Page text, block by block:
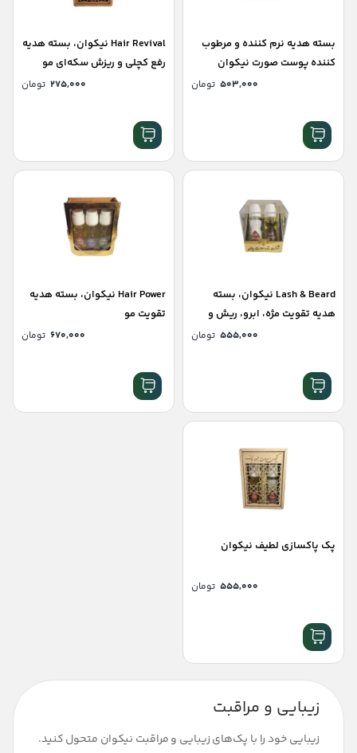
بسته هدیه نرم کننده و مرطوب
کننده پوست صورت نیکوان
۵۰۳,۰۰۰ تومان
Hair Revival نیکوان، بسته هدیه
رفع کچلی و ریزش سکه‌ای مو
۲۷۵,۰۰۰ تومان
Lash & Beard نیکوان، بسته
هدیه تقویت مژه، ابرو، ریش و
۵۵۵,۰۰۰ تومان
Hair Power نیکوان، بسته هدیه
تقویت مو
۶۷۰,۰۰۰ تومان
پک پاکسازی لطیف نیکوان
۵۵۵,۰۰۰ تومان
زیبایی و مراقبت
زیبایی خود را با پک‌های زیبایی و مراقبت نیکوان متحول کنید.